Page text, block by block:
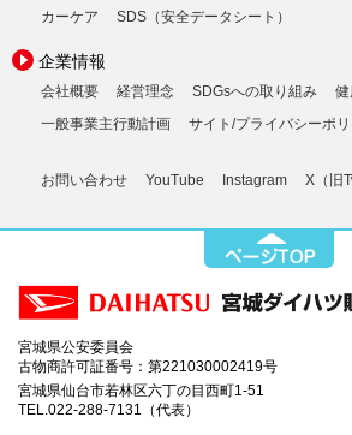
カーケア
SDS（安全データシート）
企業情報
会社概要 経営理念 SDGsへの取り組み
一般事業主行動計画
サイト/プライバシーポ
お問い合わせ YouTube Instagram X（旧
宮城県公安委員会
古物商許可証番号：第221030002419号
宮城県仙台市若林区六丁の目西町1-51
TEL.022-288-7131（代表）